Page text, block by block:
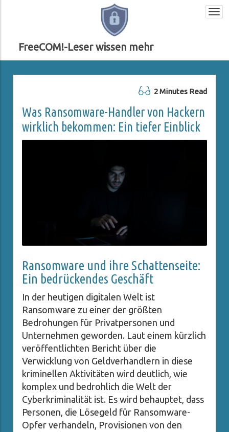
FreeCOM!-Leser wissen mehr
2 Minutes Read
Was Ransomware-Handler von Hackern
wirklich bekommen: Ein tiefer Einblick
Ransomware und ihre Schattenseite:
Ein bedrückendes Geschäft
In der heutigen digitalen Welt ist
Ransomware zu einer der größten
Bedrohungen für Privatpersonen und
Unternehmen geworden. Laut einem kürzlich
veröffentlichten Bericht über die
Verwicklung von Geldverhandlern in diese
kriminellen Aktivitäten wird deutlich, wie
komplex und bedrohlich die Welt der
Cyberkriminalität ist. Es wird behauptet, dass
Personen, die Lösegeld für Ransomware-
Opfer verhandeln, Provisionen von den